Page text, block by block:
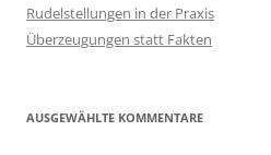
Rudelstellungen in der Praxis
Überzeugungen statt Fakten
AUSGEWÄHLTE KOMMENTARE